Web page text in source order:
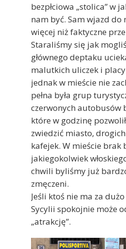
bezpłciowa „stolica” w
nam być. Sam wjazd do
więcej niż faktyczne
Staraliśmy się jak
głównego deptaku
malutkich uliczek i
jednak w mieście nie
pełna była grup
czerwonych autobusów
które w godzinę
zwiedzić miasto,
kafejek. W mieście brak
jakiegokolwiek
chwili byliśmy już
zmęczeni.
Jeśli ktoś nie ma za
Sycylii spokojnie może
„atrakcję”.